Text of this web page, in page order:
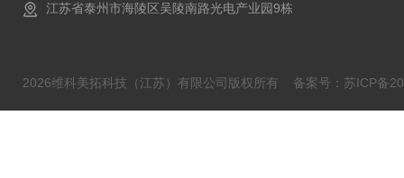
江苏省泰州市海陵区吴陵南路光电产业园9栋
2026维科美拓科技（江苏）有限公司版权所有 备案号：苏ICP备